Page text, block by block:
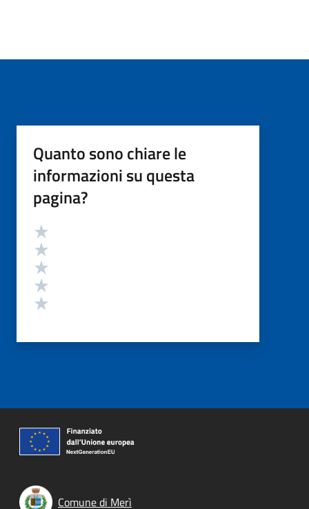
Quanto sono chiare le
informazioni su questa
pagina?
Valutazione
Comune di Merì